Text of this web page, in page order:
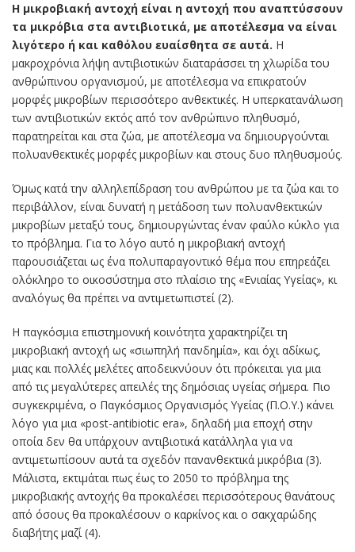
Η μικροβιακή αντοχή είναι η αντοχή που αναπτύσσουν
τα μικρόβια στα αντιβιοτικά, με αποτέλεσμα να είναι
λιγότερο ή και καθόλου ευαίσθητα σε αυτά. Η
μακροχρόνια λήψη αντιβιοτικών διαταράσσει τη χλωρίδα του
ανθρώπινου οργανισμού, με αποτέλεσμα να επικρατούν
μορφές μικροβίων περισσότερο ανθεκτικές. Η υπερκατανάλωση
των αντιβιοτικών εκτός από τον ανθρώπινο πληθυσμό,
παρατηρείται και στα ζώα, με αποτέλεσμα να δημιουργούνται
πολυανθεκτικές μορφές μικροβίων και στους δυο πληθυσμούς.
Όμως κατά την αλληλεπίδραση του ανθρώπου με τα ζώα και το
περιβάλλον, είναι δυνατή η μετάδοση των πολυανθεκτικών
μικροβίων μεταξύ τους, δημιουργώντας έναν φαύλο κύκλο για
το πρόβλημα. Για το λόγο αυτό η μικροβιακή αντοχή
παρουσιάζεται ως ένα πολυπαραγοντικό θέμα που επηρεάζει
ολόκληρο το οικοσύστημα στο πλαίσιο της «Ενιαίας Υγείας», κι
αναλόγως θα πρέπει να αντιμετωπιστεί (2).
Η παγκόσμια επιστημονική κοινότητα χαρακτηρίζει τη
μικροβιακή αντοχή ως «σιωπηλή πανδημία», και όχι αδίκως,
μιας και πολλές μελέτες αποδεικνύουν ότι πρόκειται για μια
από τις μεγαλύτερες απειλές της δημόσιας υγείας σήμερα. Πιο
συγκεκριμένα, ο Παγκόσμιος Οργανισμός Υγείας (Π.Ο.Υ.) κάνει
λόγο για μια «post-antibiotic era», δηλαδή μια εποχή στην
οποία δεν θα υπάρχουν αντιβιοτικά κατάλληλα για να
αντιμετωπίσουν αυτά τα σχεδόν πανανθεκτικά μικρόβια (3).
Μάλιστα, εκτιμάται πως έως το 2050 το πρόβλημα της
μικροβιακής αντοχής θα προκαλέσει περισσότερους θανάτους
από όσους θα προκαλέσουν ο καρκίνος και ο σακχαρώδης
διαβήτης μαζί (4).